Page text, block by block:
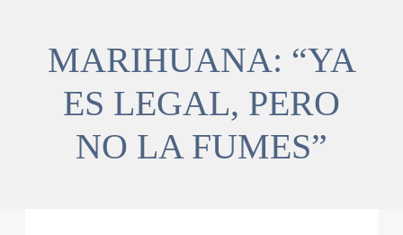
MARIHUANA: “YA
ES LEGAL, PERO
NO LA FUMES”